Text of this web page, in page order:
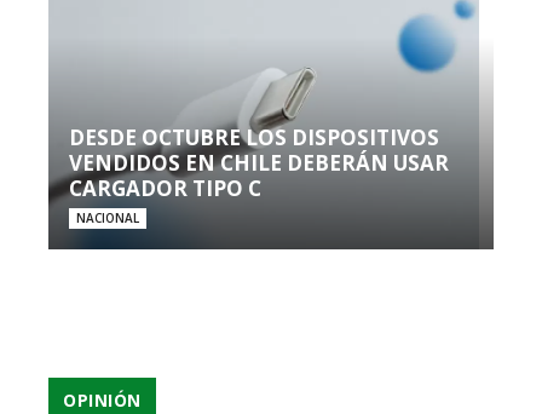
DESDE OCTUBRE LOS DISPOSITIVOS
VENDIDOS EN CHILE DEBERÁN USAR
CARGADOR TIPO C
NACIONAL
OPINIÓN